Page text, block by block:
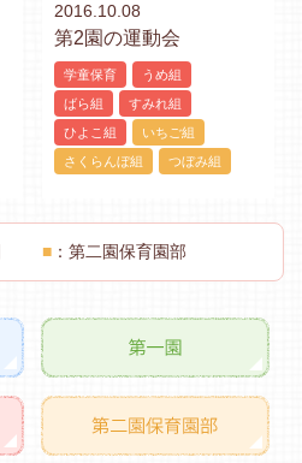
2016.10.08
第2園の運動会
学童保育
うめ組
ばら組
すみれ組
ひよこ組
いちご組
さくらんぼ組
つぼみ組
■ ：第二園保育園部